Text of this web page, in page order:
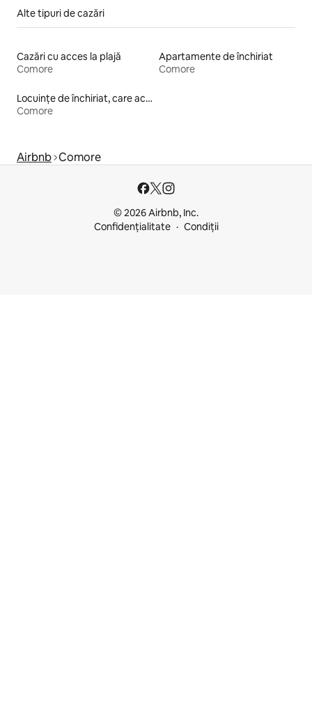
Alte tipuri de cazări
Cazări cu acces la plajă
Comore
Apartamente de închiriat
Comore
Locuințe de închiriat, care acceptă animale de companie
Comore
Airbnb Comore
© 2026 Airbnb, Inc.
Confidențialitate
Condiții